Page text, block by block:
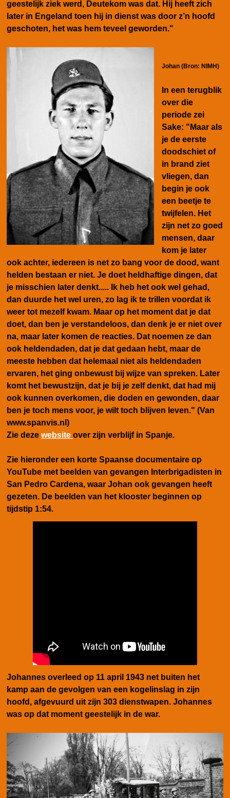
geestelijk ziek werd, Deutekom was dat. Hij heeft zich
later in Engeland toen hij in dienst was door z’n hoofd
geschoten, het was hem teveel geworden."
Johan (Bron: NIMH)
In een terugblik
over die
periode zei
Sake: " Maar als
je de eerste
doodschiet of
in brand ziet
vliegen, dan
begin je ook
een beetje te
twijfelen. Het
zijn net zo goed
mensen, daar
kom je later
ook achter, iedereen is net zo bang voor de dood, want
helden bestaan er niet. Je doet heldhaftige dingen, dat
je misschien later denkt..... Ik heb het ook wel gehad,
dan duurde het wel uren, zo lag ik te trillen voordat ik
weer tot mezelf kwam. Maar op het moment dat je dat
doet, dan ben je verstandeloos, dan denk je er niet over
na, maar later komen de reacties. Dat noemen ze dan
ook heldendaden, dat je dat gedaan hebt, maar de
meeste hebben dat helemaal niet als heldendaden
ervaren, het ging onbewust bij wijze van spreken. Later
komt het bewustzijn, dat je bij je zelf denkt, dat had mij
ook kunnen overkomen, die doden en gewonden, daar
ben je toch mens voor, je wilt toch blijven leven." (Van
www.spanvis.nl)
Zie deze website over zijn verblijf in Spanje.
Zie hieronder een korte Spaanse documentaire op
YouTube met beelden van gevangen Interbrigadisten in
San Pedro Cardena, waar Johan ook gevangen heeft
gezeten. De beelden van het klooster beginnen op
tijdstip 1:54.
Johannes overleed op 11 april 1943 net buiten het
kamp aan de gevolgen van een kogelinslag in zijn
hoofd, afgevuurd uit zijn 303 dienstwapen. Johannes
was op dat moment geestelijk in de war.